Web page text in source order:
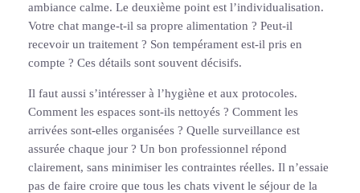
ambiance calme. Le deuxième point est l’individualisation.
Votre chat mange-t-il sa propre alimentation ? Peut-il
recevoir un traitement ? Son tempérament est-il pris en
compte ? Ces détails sont souvent décisifs.
Il faut aussi s’intéresser à l’hygiène et aux protocoles.
Comment les espaces sont-ils nettoyés ? Comment les
arrivées sont-elles organisées ? Quelle surveillance est
assurée chaque jour ? Un bon professionnel répond
clairement, sans minimiser les contraintes réelles. Il n’essaie
pas de faire croire que tous les chats vivent le séjour de la